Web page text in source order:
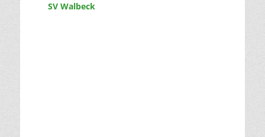
SV Walbeck